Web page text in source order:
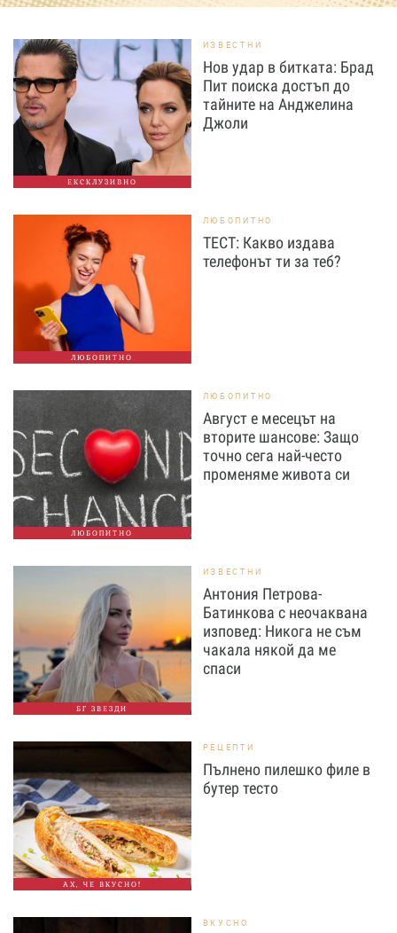
ЕКСКЛУЗИВНО
ИЗВЕСТНИ
Нов удар в битката: Брад
Пит поиска достъп до
тайните на Анджелина
Джоли
ЛЮБОПИТНО
ЛЮБОПИТНО
ТЕСТ: Какво издава
телефонът ти за теб?
ЛЮБОПИТНО
ЛЮБОПИТНО
Август е месецът на
вторите шансове: Защо
точно сега най-често
променяме живота си
БГ ЗВЕЗДИ
ИЗВЕСТНИ
Антония Петрова-
Батинкова с неочаквана
изповед: Никога не съм
чакала някой да ме
спаси
АХ, ЧЕ ВКУСНО!
РЕЦЕПТИ
Пълнено пилешко филе в
бутер тесто
ВКУСНО